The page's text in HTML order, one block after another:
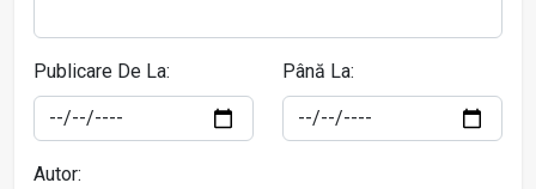
Publicare De La: Până La:
Autor: